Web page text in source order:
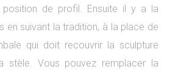
position de profil. Ensuite il y a la
en suivant la tradition, à la place de
qui doit recouvrir la sculpture
stèle. Vous pouvez remplacer la